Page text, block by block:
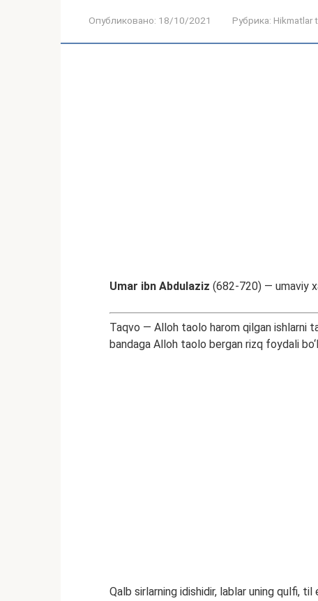
Опубликовано: 18/10/2021 Рубрика: Hikmatlar
Umar ibn Abdulaziz (682-720) — umaviy
Taqvo — Alloh taolo harom qilgan ishlarni
bandaga Alloh taolo bergan rizq foydali
Qalb sirlarning idishidir, lablar uning qulfi,